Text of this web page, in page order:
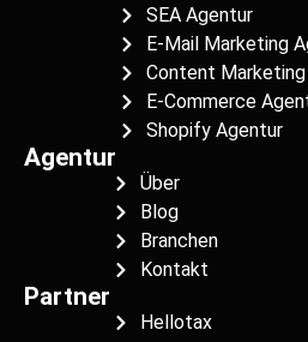
SEA Agentur
E-Mail Marketing
Content
E-Commerce
Shopify Agentur
Agentur
Über
Blog
Branchen
Kontakt
Partner
Hellotax